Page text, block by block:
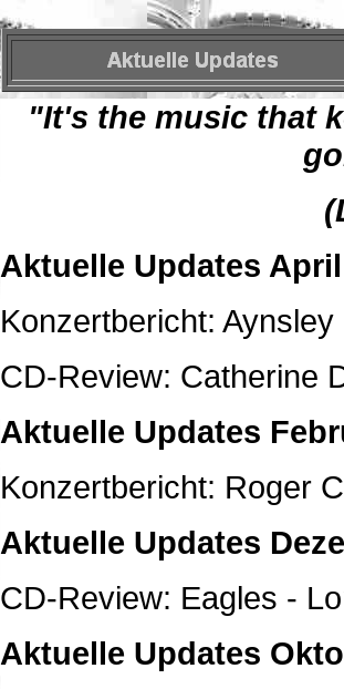
"It's the music that
Aktuelle Updates
Konzertbericht:
CD-Review: Catherine
Aktuelle Updates
Konzertbericht: Roger
Aktuelle Updates
CD-Review: Eagles -
Aktuelle Updates